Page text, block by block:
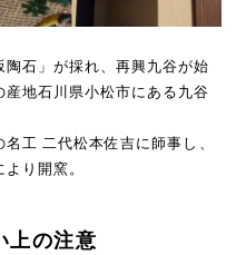
石」が採れ、再興九谷が始
地石川県小松市にある九谷
工 二代松本佐吉に師事し、
り開窯。
の注意